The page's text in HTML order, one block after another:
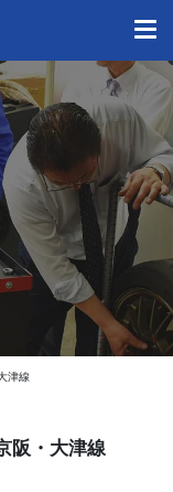
津線
阪・大津線